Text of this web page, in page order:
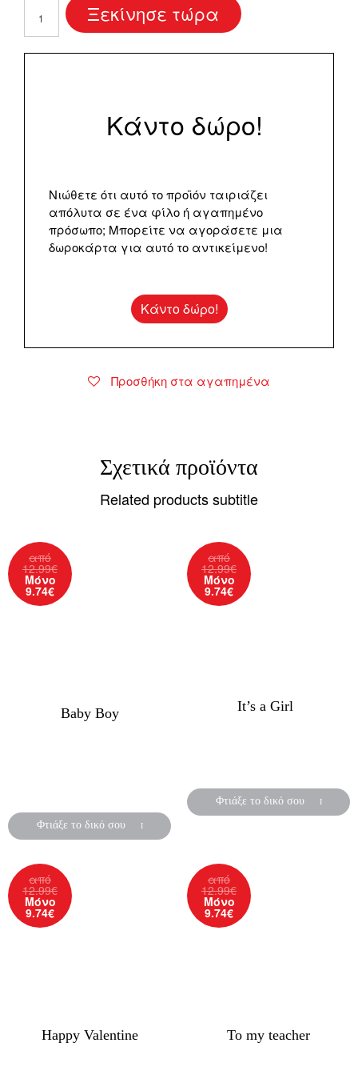
Day
ποσότητα
Ξεκίνησε τώρα
Κάντο δώρο!
Νιώθετε ότι αυτό το προϊόν ταιριάζει
απόλυτα σε ένα φίλο ή αγαπημένο
πρόσωπο; Μπορείτε να αγοράσετε μια
δωροκάρτα για αυτό το αντικείμενο!
Κάντο δώρο!
Προσθήκη στα αγαπημένα
Σχετικά προϊόντα
Related products subtitle
Baby Boy
από
12.99€
Μόνο
9.74€
Φτιάξε το δικό σου
It’s a Girl
από
12.99€
Μόνο
9.74€
Φτιάξε το δικό σου
Happy Valentine
από
12.99€
Μόνο
9.74€
To my teacher
από
12.99€
Μόνο
9.74€